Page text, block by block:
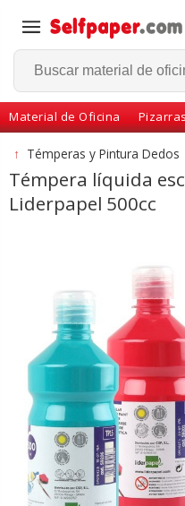
Material de Oficina
Volver
↑ Témperas y Pintura Dedos
Témpera líquida
Liderpapel 500cc